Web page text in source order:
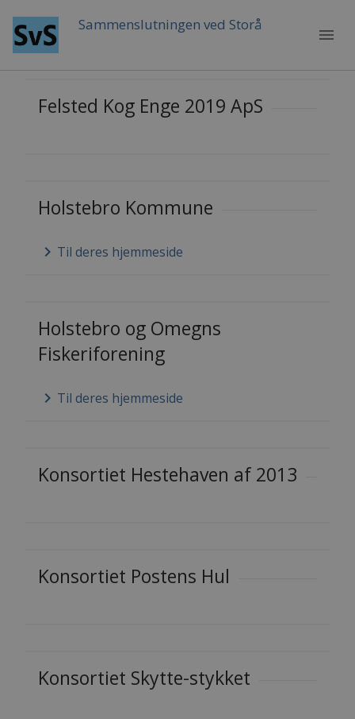
Sammenslutningen ved Storå
menu
Felsted Kog Enge 2019 ApS
Holstebro Kommune
keyboard_arrow_right Til deres hjemmeside
Holstebro og Omegns
Fiskeriforening
keyboard_arrow_right Til deres hjemmeside
Konsortiet Hestehaven af 2013
Konsortiet Postens Hul
Konsortiet Skytte-stykket